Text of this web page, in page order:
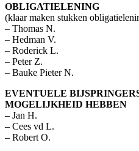
OBLIGATIELENING
(klaar maken stukken
– Thomas N.
– Hedman V.
– Roderick L.
– Peter Z.
– Bauke Pieter N.
EVENTUELE
MOGELIJKHEID HEBBEN
– Jan H.
– Cees vd L.
– Robert O.